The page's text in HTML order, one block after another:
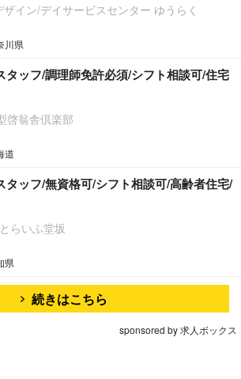
イン/デイサービスセンター ゆうらく
川県
タッフ/調理師免許必須/シフト相談可/住宅
啓翁舎倶楽部
道
タッフ/無資格可/シフト相談可/高齢者住宅/
らいふ堂坂
県
続きはこちら
sponsored by 求人ボックス